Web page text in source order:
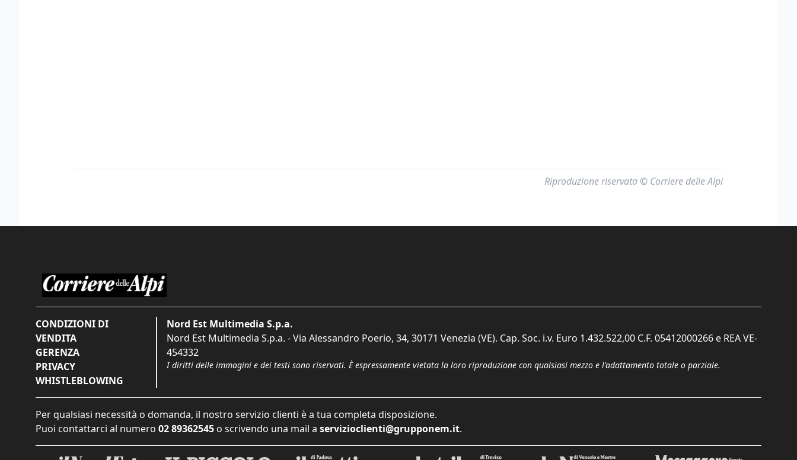
Riproduzione riservata © Corriere delle Alpi
CONDIZIONI DI
VENDITA
GERENZA
PRIVACY
WHISTLEBLOWING
Nord Est Multimedia S.p.a.
Nord Est Multimedia S.p.a. - Via Alessandro Poerio, 34, 30171 Venezia (VE). Cap. Soc. i.v. Euro 1.432.522,00 C.F. 05412000266 e REA VE-
454332
I diritti delle immagini e dei testi sono riservati. È espressamente vietata la loro riproduzione con qualsiasi mezzo e l'adattamento totale o parziale.
Per qualsiasi necessità o domanda, il nostro servizio clienti è a tua completa disposizione.
Puoi contattarci al numero 02 89362545 o scrivendo una mail a servizioclienti@grupponem.it.